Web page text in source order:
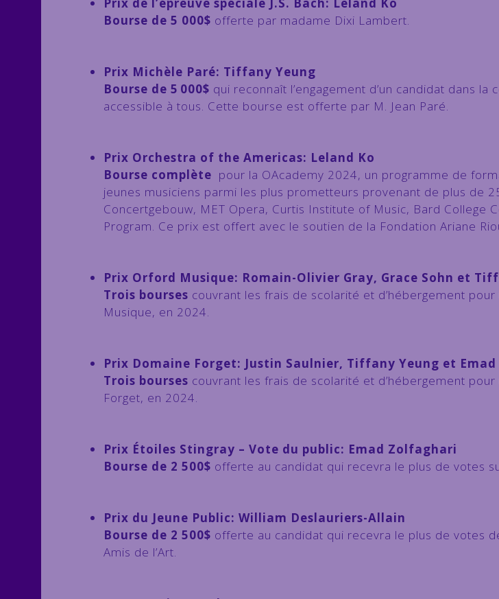
Prix de l’épreuve spéciale J.S. Bach: Leland Ko
Bourse de 5 000$ offerte par madame Dixi Lambert.
Prix Michèle Paré: Tiffany Yeung
Bourse de 5 000$ qui reconnaît l’engagement d’un candidat dans
accessible à tous. Cette bourse est offerte par M. Jean Paré.
Prix Orchestra of the Americas: Leland Ko
Bourse complète pour la OAcademy 2024, un programme de
jeunes musiciens parmi les plus prometteurs provenant de plus de
Concertgebouw, MET Opera, Curtis Institute of Music, Bard
Program. Ce prix est offert avec le soutien de la Fondation Ariane
Prix Orford Musique: Romain-Olivier Gray, Grace Sohn et
Trois bourses couvrant les frais de scolarité et d’hébergement
Musique, en 2024.
Prix Domaine Forget: Justin Saulnier, Tiffany Yeung et
Trois bourses couvrant les frais de scolarité et d’hébergement
Forget, en 2024.
Prix Étoiles Stingray – Vote du public: Emad Zolfaghari
Bourse de 2 500$ offerte au candidat qui recevra le plus de votes
Prix du Jeune Public: William Deslauriers-Allain
Bourse de 2 500$ offerte au candidat qui recevra le plus de votes
Amis de l’Art.